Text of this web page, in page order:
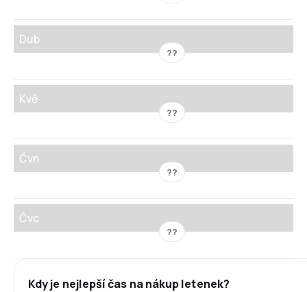
Dub
??
Kvě
??
Čvn
??
Čvc
??
Kdy je nejlepší čas na nákup letenek?